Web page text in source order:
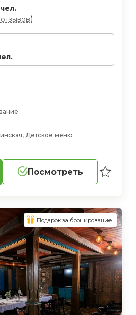
)
Детское меню
Посмотреть
Подарок за бронирование